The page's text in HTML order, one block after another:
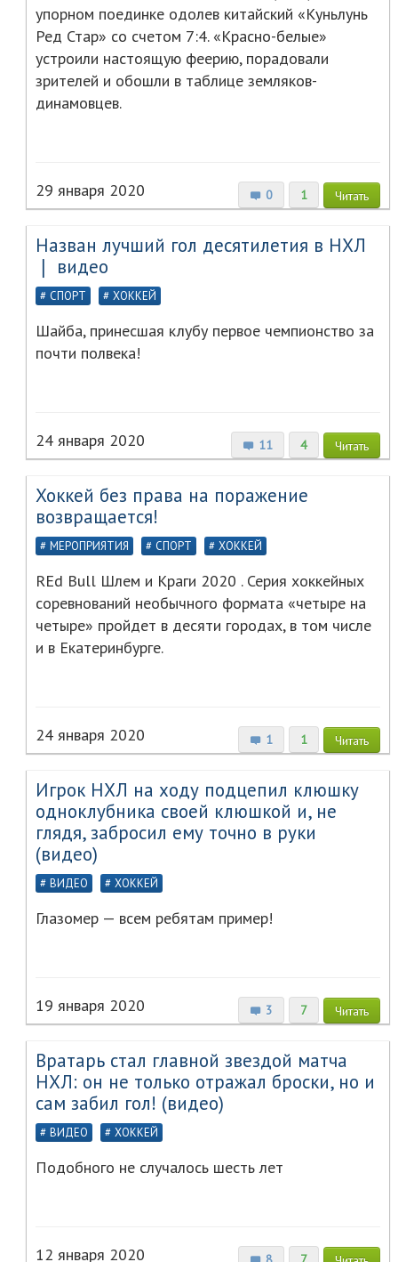
упорном поединке одолев китайский «Куньлунь
Ред Стар» со счетом 7:4. «Красно-белые»
устроили настоящую феерию, порадовали
зрителей и обошли в таблице земляков-
динамовцев.
0 1 Читать
29 января 2020
Назван лучший гол десятилетия в НХЛ
❘ видео
СПОРТ ХОККЕЙ
Шайба, принесшая клубу первое чемпионство за
почти полвека!
11 4 Читать
24 января 2020
Хоккей без права на поражение
возвращается!
МЕРОПРИЯТИЯ СПОРТ ХОККЕЙ
REd Bull Шлем и Краги 2020 . Серия хоккейных
соревнований необычного формата «четыре на
четыре» пройдет в десяти городах, в том числе
и в Екатеринбурге.
1 1 Читать
24 января 2020
Игрок НХЛ на ходу подцепил клюшку
одноклубника своей клюшкой и, не
глядя, забросил ему точно в руки
(видео)
ВИДЕО ХОККЕЙ
Глазомер — всем ребятам пример!
3 7 Читать
19 января 2020
Вратарь стал главной звездой матча
НХЛ: он не только отражал броски, но и
сам забил гол! (видео)
ВИДЕО ХОККЕЙ
Подобного не случалось шесть лет
12 января 2020